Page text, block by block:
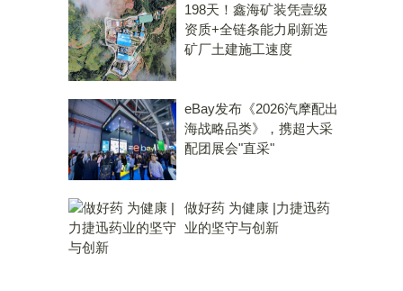
198天！鑫海矿装凭壹级
资质+全链条能力刷新选
矿厂土建施工速度
eBay发布《2026汽摩配出
海战略品类》，携超大采
配团展会"直采"
做好药 为健康 |力捷迅药
业的坚守与创新